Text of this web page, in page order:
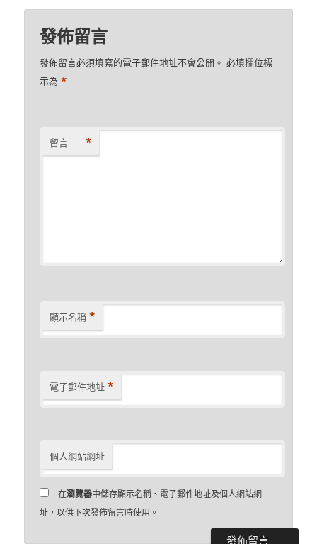
發佈留言
發佈留言必須填寫的電子郵件地址不會公開。 必填欄位標
示為*
留言 *
顯示名稱 *
電子郵件地址 *
個人網站網址
在瀏覽器中儲存顯示名稱、電子郵件地址及個人網站網
址，以供下次發佈留言時使用。